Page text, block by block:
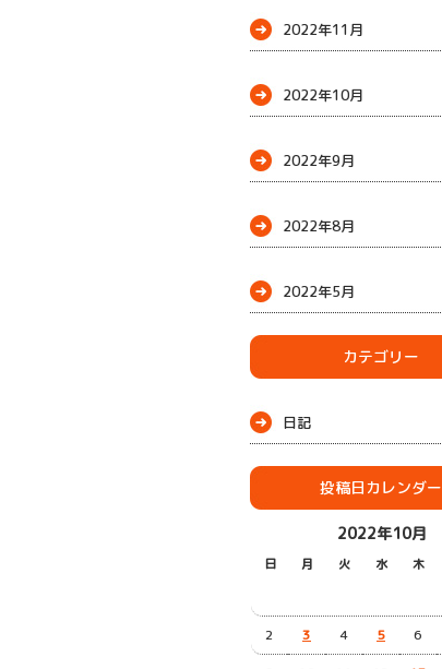
2022年11月
2022年10月
2022年9月
2022年8月
2022年5月
カテゴリー
日記
投稿日カレンダー
2022年10月
日 月 火 水 木
2 3 4 5 6